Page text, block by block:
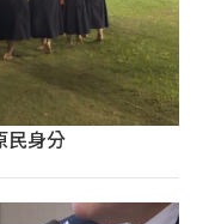
民身分